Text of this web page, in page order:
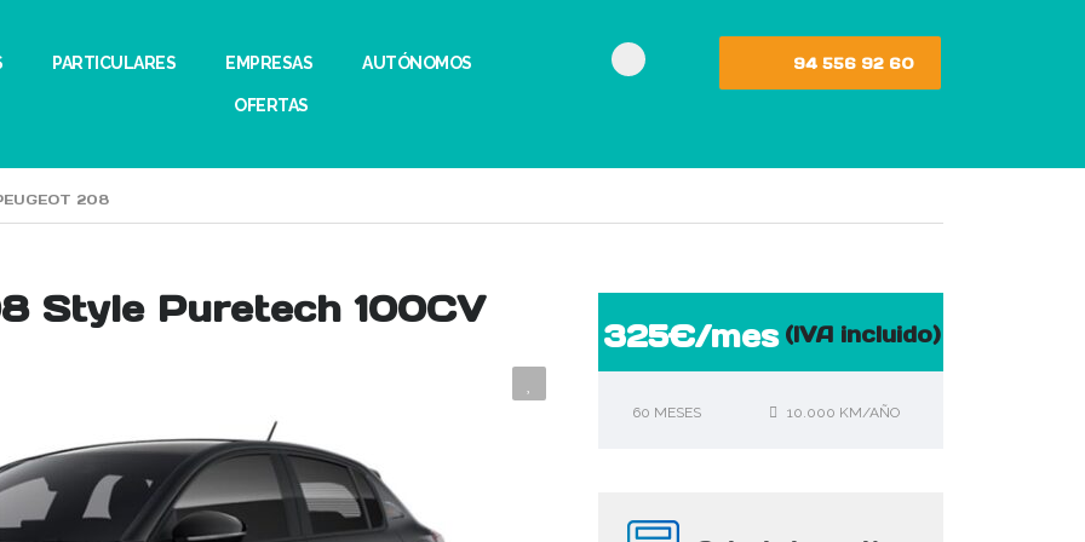
94 556 92 60
PARTICULARES EMPRESAS AUTÓNOMOS
OFERTAS
208
Style Puretech 100CV
325€/mes(IVA incluido)
60 MESES 10.000 KM/AÑO